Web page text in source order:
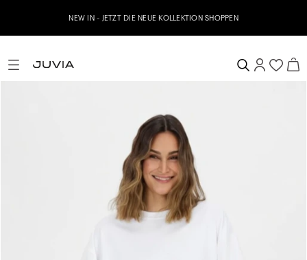
NEW IN - JETZT DIE NEUE KOLLEKTION SHOPPEN